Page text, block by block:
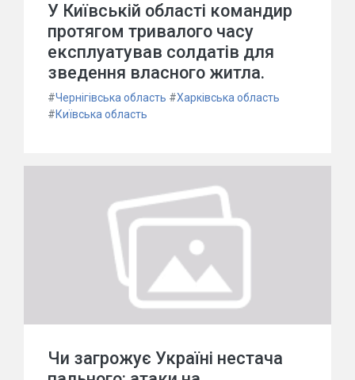
У Київській області командир
протягом тривалого часу
експлуатував солдатів для
зведення власного житла.
#Чернігівська область #Харківська область
#Київська область
Чи загрожує Україні нестача